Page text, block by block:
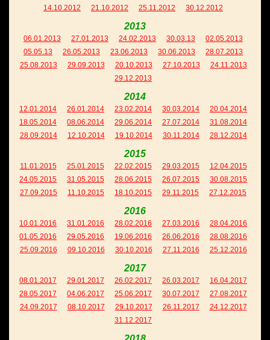
14.10.2012
21.10.2012 25.11.2012 30.12.2012
2013
06.01.2013 27.01.2013 24.02.2013 30.03.13
02.05.2013
05.05.13
26.05.2013 23.06.2013 30.06.2013
28.07.2013
25.08.2013
29.09.2013 20.10.2013 27.10.2013
24.11.2013
29.12.2013
2014
12.01.2014 26.01.2014 23.02.2014 30.03.2014
20.04.2014
18.05.2014
08.06.2014 29.06.2014 27.07.2014
31.08.2014
28.09.2014
12.10.2014 19.10.2014 30.11.2014 28.12.2014
2015
11.01.2015 25.01.2015 22.02.2015 29.03.2015
12.04.2015
24.05.2015
31.05.2015 28.06.2015 26.07.2015
30.08.2015
27.09.2015
11.10.2015 18.10.2015 29.11.2015 27.12.2015
2016
10.01.2016 31.01.2016 28.02.2016 27.03.2016
28.04.2016
01.05.2016
29.05.2016 19.06.2016 26.06.2016
28.08.2016
25.09.2016
09.10.2016 30.10.2016 27.11.2016 25.12.2016
2017
08.01.2017 29.01.2017 26.02.2017 26.03.2017
16.04.2017
28.05.2017
04.06.2017 25.06.2017 30.07.2017
27.08.2017
24.09.2017
08.10.2017 29.10.2017 26.11.2017
24.12.2017
31.12.2017